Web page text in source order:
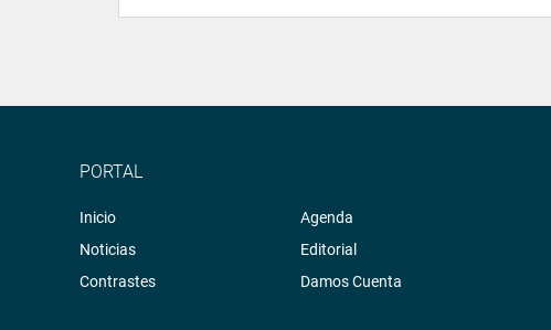
PORTAL
Inicio
Noticias
Contrastes
Agenda
Editorial
Damos Cuenta